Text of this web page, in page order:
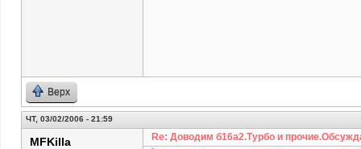
Верх
ЧТ, 03/02/2006 - 21:59
MFKilla
Re: Доводим б16а2.Турбо и